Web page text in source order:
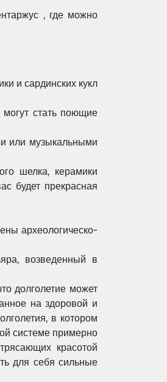
, где можно
и сардинских кукл
стать поющие
или музыкальными
шелка, керамики
будет прекрасная
археологическо-
возведенный в
долголетие может
на здоровой и
в котором
системе примерно
красотой
для себя сильные